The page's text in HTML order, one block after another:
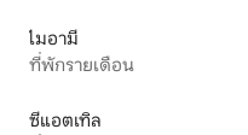
ไมอามี
ที่พักรายเดือน
ซีแอตเทิล